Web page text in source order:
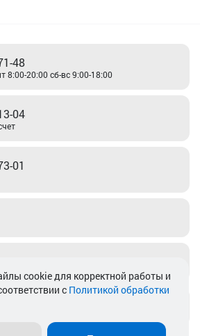
48
8:00-20:00 сб-вс 9:00-18:00
04
01
cookie для корректной работы и
с Политикой обработки